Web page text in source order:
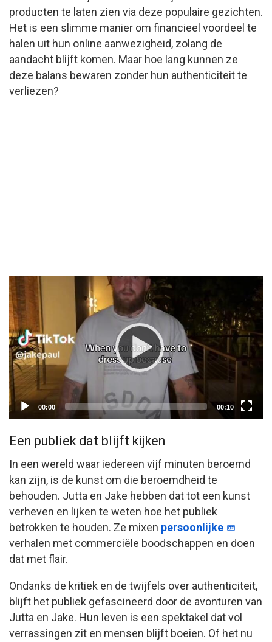
producten te laten zien via deze populaire gezichten.
Het is een slimme manier om financieel voordeel te
halen uit hun online aanwezigheid, zolang de
aandacht blijft komen. Maar hoe lang kunnen ze
deze balans bewaren zonder hun authenticiteit te
verliezen?
Video
Player
Current
00:00
Total
duration
00:10
Een publiek dat blijft kijken
In een wereld waar iedereen vijf minuten beroemd
kan zijn, is de kunst om die beroemdheid te
behouden. Jutta en Jake hebben dat tot een kunst
verheven en lijken te weten hoe het publiek
betrokken te houden. Ze mixen persoonlijke
verhalen met commerciële boodschappen en doen
dat met flair.
Ondanks de kritiek en de twijfels over authenticiteit,
blijft het publiek gefascineerd door de avonturen van
Jutta en Jake. Hun leven is een spektakel dat vol
verrassingen zit en mensen blijft boeien. Of het nu